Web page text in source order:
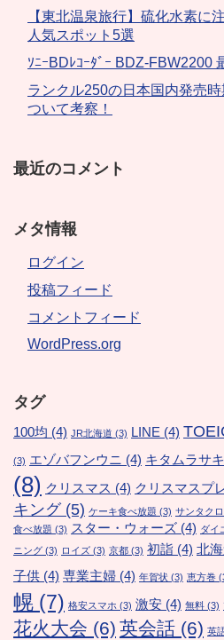
【東北温泉旅行】硫化水素に
人気スポット5選
ｿﾆｰBDﾚｺｰﾀﾞｰ BDZ-FBW2200
ランクル250の日本国内発売
ついて考察！
最近のコメント
メタ情報
ログイン
投稿フィード
コメントフィード
WordPress.org
タグ
100均 (4) JR北海道 (3) LINE (4)
(3) エゾバフンウニ (4) キタムラサ
(8) クリスマス (4) クリスマスプ
キング(5) ケーキ食べ放題 (3) サンタク
食べ放題 (3) スター・ウォーズ (4) ダイ
ニング (3) ロイズ (3) 京都 (3) 初詣 (4) 北
子供 (4) 専業主婦 (4) 年賀状 (3) 恵方巻
幌 (7) 格安スマホ (3) 激安 (4) 無料 (3)
花火大会 (6) 英会話 (6) 英